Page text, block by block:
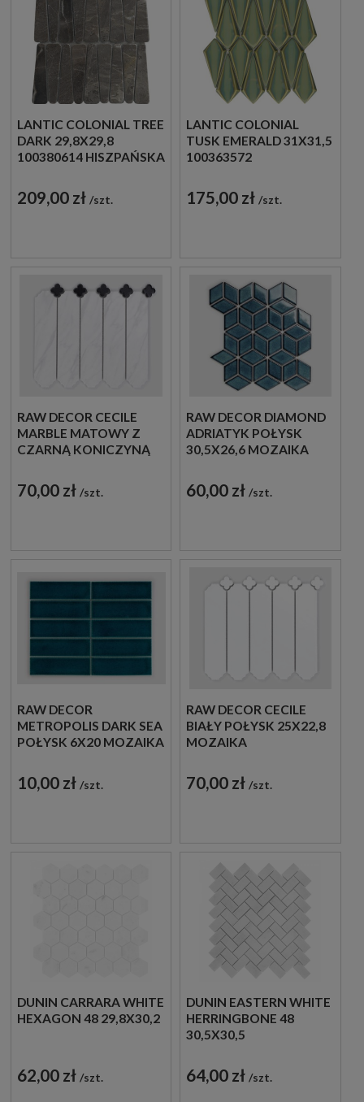
LANTIC COLONIAL TREE
DARK 29,8X29,8
100380614 HISZPAŃSKA
DEKORACYJNA
IMITUJĄCA KAMIEŃ W
209,00 zł szt.
LANTIC COLONIAL
TUSK EMERALD 31X31,5
100363572
MOZAIKA SZKLANA W
ZIELONYM ODCIENIU
175,00 zł szt.
RAW DECOR CECILE
MARBLE MATOWY Z
CZARNĄ KONICZYNĄ
DEKORACYJNA
70,00 zł szt.
RAW DECOR DIAMOND
ADRIATYK POŁYSK
30,5X26,6 MOZAIKA
60,00 zł szt.
RAW DECOR
METROPOLIS DARK SEA
POŁYSK 6X20 MOZAIKA
DEKORACYJNA
10,00 zł szt.
RAW DECOR CECILE
BIAŁY POŁYSK 25X22,8
MOZAIKA
70,00 zł szt.
DUNIN CARRARA WHITE
HEXAGON 48 29,8X30,2
62,00 zł szt.
DUNIN EASTERN WHITE
HERRINGBONE 48
30,5X30,5
64,00 zł szt.